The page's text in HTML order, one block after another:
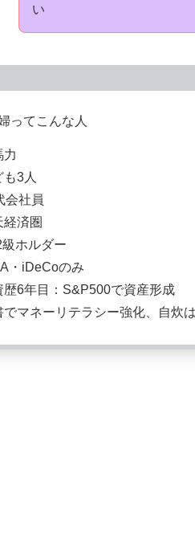
い
ってこんな人
力
も3人
会社員
経済圏
級ホルダー
・iDeCoのみ
歴6年目：S&P500で資産形成
でマネーリテラシー強化、自炊